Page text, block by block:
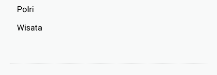
Polri
Wisata